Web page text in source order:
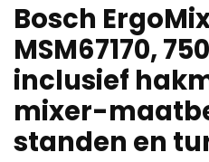
Bosch
MSM67170,
inclusief
mixer-
standen en